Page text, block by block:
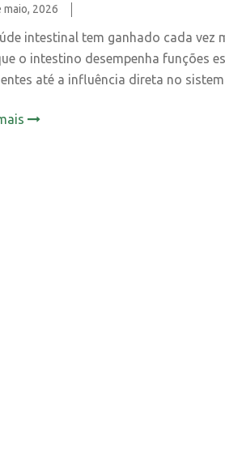
maio, 2026
intestinal tem ganhado cada vez
o intestino desempenha funções
até a influência direta no